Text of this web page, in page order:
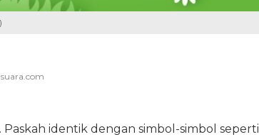
Paskah identik dengan simbol-simbol seperti